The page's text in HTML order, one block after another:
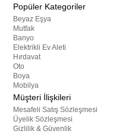
Popüler Kategoriler
Beyaz Eşya
Mutfak
Banyo
Elektrikli Ev Aleti
Hırdavat
Oto
Boya
Mobilya
Müşteri İlişkileri
Mesafeli Satış Sözleşmesi
Üyelik Sözleşmesi
Gizlilik & Güvenlik